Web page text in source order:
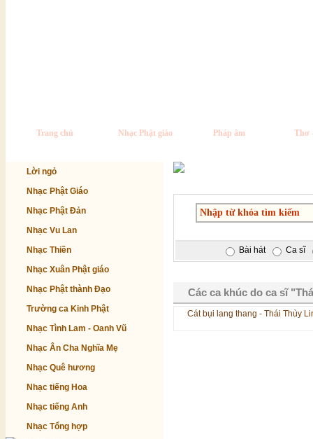
Trang chủ Nhạc Phật giáo Pháp âm Thơ
Lời ngỏ
Nhạc Phật Giáo
Nhạc Phật Đản
Nhạc Vu Lan
Nhạc Thiền
Nhạc Xuân Phật giáo
Nhạc Phật thành Đạo
Trường ca Kinh Phật
Nhạc Tình Lam - Oanh Vũ
Nhạc Ân Cha Nghĩa Mẹ
Nhạc Quê hương
Nhạc tiếng Hoa
Nhạc tiếng Anh
Nhạc Tổng hợp
Bài hát Ca sĩ
Các ca khúc do ca sĩ
Cát bụi lang thang - Thái Thùy